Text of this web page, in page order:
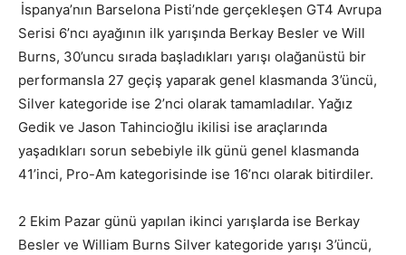
İspanya’nın Barselona Pisti’nde gerçekleşen GT4 Avrupa
Serisi 6’ncı ayağının ilk yarışında Berkay Besler ve Will
Burns, 30’uncu sırada başladıkları yarışı olağanüstü bir
performansla 27 geçiş yaparak genel klasmanda 3’üncü,
Silver kategoride ise 2’nci olarak tamamladılar. Yağız
Gedik ve Jason Tahincioğlu ikilisi ise araçlarında
yaşadıkları sorun sebebiyle ilk günü genel klasmanda
41’inci, Pro-Am kategorisinde ise 16’ncı olarak bitirdiler.
2 Ekim Pazar günü yapılan ikinci yarışlarda ise Berkay
Besler ve William Burns Silver kategoride yarışı 3’üncü,